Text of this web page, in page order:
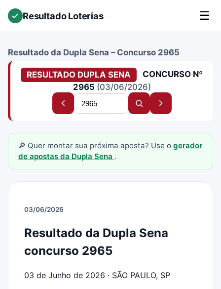
Resultado Loterias ☰
Resultado da Dupla Sena – Concurso 2965
RESULTADO DUPLA SENA
CONCURSO Nº
2965 (03/06/2026)
Concurso
Buscar
Buscar
concurso
Próximo
🔎 Quer montar sua próxima aposta? Use o gerador
de apostas da Dupla Sena .
03/06/2026
Resultado da Dupla Sena
concurso 2965
03 de Junho de 2026 · SÃO PAULO, SP